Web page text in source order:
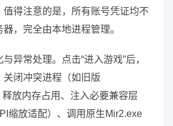
值得注意的是，所有账号凭证均不
器，完全由本地进程管理。
异常处理。点击“进入游戏”后，
闭冲突进程（如旧版
放内存占用、注入必要兼容层
缩放适配）、调用原生Mir2.exe